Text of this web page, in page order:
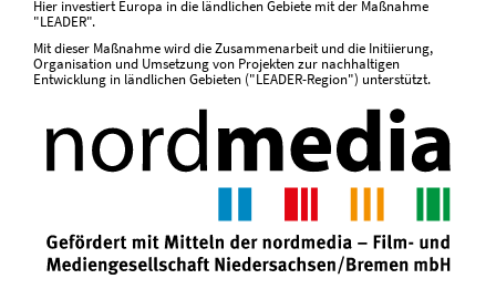
Hier investiert Europa in die ländlichen Gebiete mit der Maßnahme
"LEADER".
Mit dieser Maßnahme wird die Zusammenarbeit und die Initiierung,
Organisation und Umsetzung von Projekten zur nachhaltigen
Entwicklung in ländlichen Gebieten ("LEADER-Region") unterstützt.